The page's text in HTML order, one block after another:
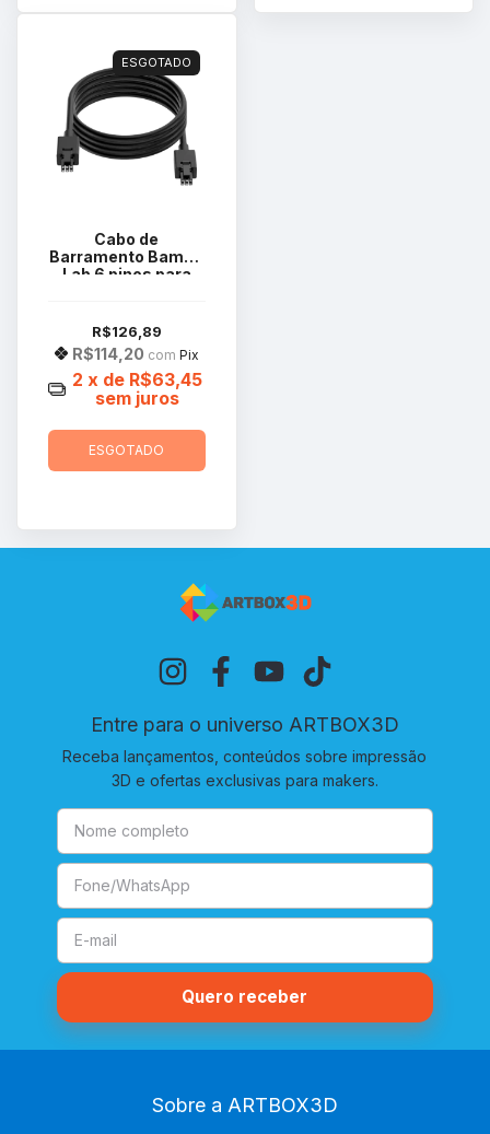
ESGOTADO
Cabo de
Barramento Bambu
Lab 6 pinos para
R$126,89
R$114,20 com Pix
2 x de R$63,45
sem juros
ESGOTADO
Entre para o universo ARTBOX3D
Receba lançamentos, conteúdos sobre impressão
3D e ofertas exclusivas para makers.
Sobre a ARTBOX3D